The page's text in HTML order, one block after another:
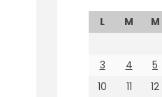
L M M
3
4 5
10
11 12